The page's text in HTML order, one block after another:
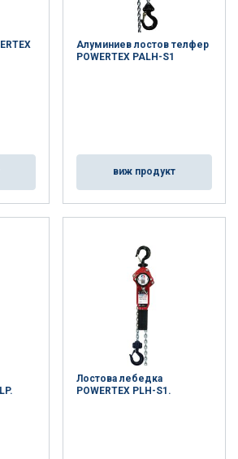
Алуминиев лостов телфер
POWERTEX PALH-S1
виж продукт
Лостова лебедка
POWERTEX PLH-S1.